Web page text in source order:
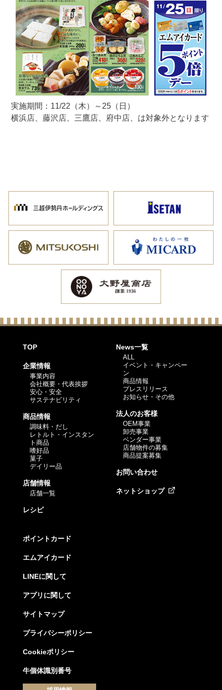
実施期間：11/22（木）～25（日）
横浜店、藤沢店、三鷹店、府中店、は対象外となります
TOP
企業情報
事業内容
会社概要・代表挨拶
安心・安全
サステナビリティ
商品情報
調味料・だし
レトルト・インスタン
ト商品
嗜好品
菓子
デイリー品
店舗情報
店舗一覧
レシピ
News一覧
ALL
イベント・キャンペー
ン
商品情報
プレスリリース
お知らせ・その他
法人のお客様
OEM事業
卸売事業
ベンダー事業
店舗物件の募集
商品提案募集
お問い合わせ
ネットショップ
ポイントカード
エムアイカード
LINEに関して
アプリに関して
サイトマップ
プライバシーポリシー
Cookieポリシー
牛個体識別番号